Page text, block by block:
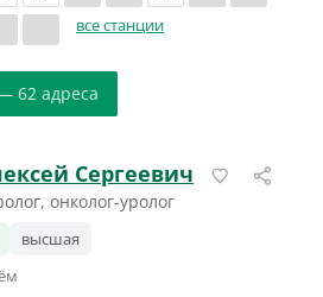
все станции
62 адреса
Сергеевич
онколог-уролог
высшая